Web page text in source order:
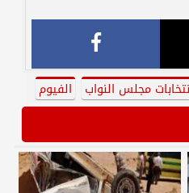
مجلس النواب الفيوم